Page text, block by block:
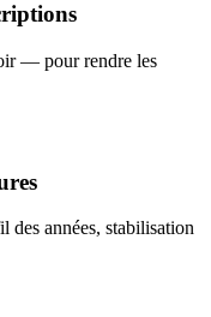
— pour rendre les
des années, stabilisation